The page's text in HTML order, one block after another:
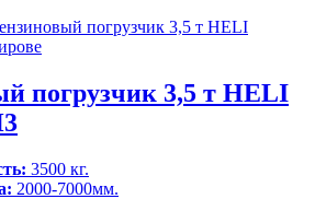
погрузчик 3,5 т HELI
3500 кг.
2000-7000мм.